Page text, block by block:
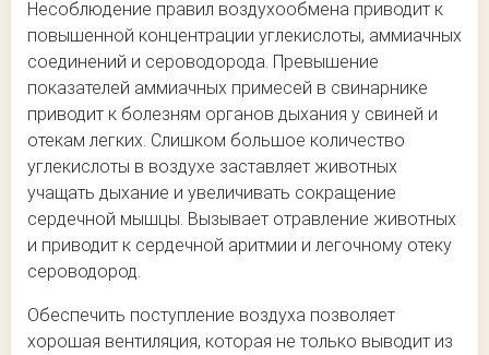
Несоблюдение правил воздухообмена приводит к
повышенной концентрации углекислоты, аммиачных
соединений и сероводорода. Превышение
показателей аммиачных примесей в свинарнике
приводит к болезням органов дыхания у свиней и
отекам легких. Слишком большое количество
углекислоты в воздухе заставляет животных
учащать дыхание и увеличивать сокращение
сердечной мышцы. Вызывает отравление животных
и приводит к сердечной аритмии и легочному отеку
сероводород.
Обеспечить поступление воздуха позволяет
хорошая вентиляция, которая не только выводит из